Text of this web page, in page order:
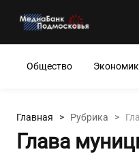
Общество
Главная > Рубрика >
Глава